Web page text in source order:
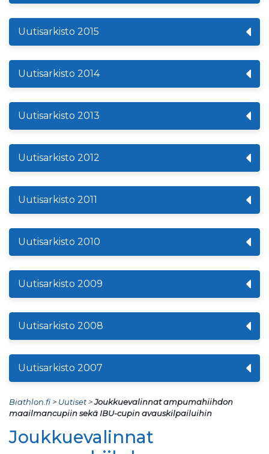
Uutisarkisto 2015
Uutisarkisto 2014
Uutisarkisto 2013
Uutisarkisto 2012
Uutisarkisto 2011
Uutisarkisto 2010
Uutisarkisto 2009
Uutisarkisto 2008
Uutisarkisto 2007
Biathlon.fi> Uutiset>Joukkuevalinnat ampumahiihdon
maailmancupiin sekä IBU-cupin avauskilpailuihin
Joukkuevalinnat